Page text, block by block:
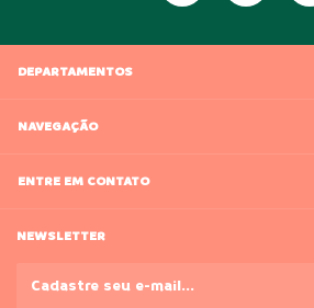
DEPARTAMENTOS
NAVEGAÇÃO
ENTRE EM CONTATO
NEWSLETTER